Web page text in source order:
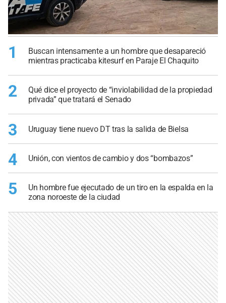
1
Buscan intensamente a un hombre que desapareció
mientras practicaba kitesurf en Paraje El Chaquito
2
Qué dice el proyecto de “inviolabilidad de la propiedad
privada” que tratará el Senado
3 Uruguay tiene nuevo DT tras la salida de Bielsa
4 Unión, con vientos de cambio y dos “bombazos”
5
Un hombre fue ejecutado de un tiro en la espalda en la
zona noroeste de la ciudad